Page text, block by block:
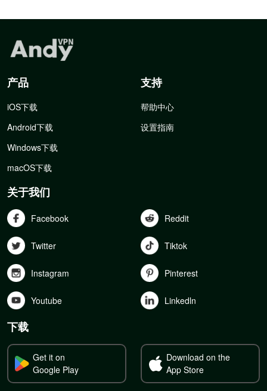
产品
iOS下载
Android下载
Windows下载
macOS下载
支持
帮助中心
设置指南
关于我们
Facebook Reddit
Twitter Tiktok
Instagram Pinterest
Youtube Linkedln
下载
Get it on
Google Play
Download on the
App Store